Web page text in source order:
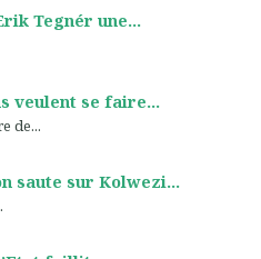
Tegnér une...
veulent se faire...
de...
saute sur Kolwezi...